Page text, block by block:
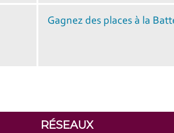
Gagnez des places à la
RÉSEAUX